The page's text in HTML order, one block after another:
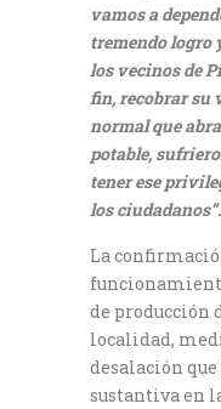
vamos a
tremendo logro
los vecinos de
fin, recobrar su
normal que
potable,
tener ese
los ciudadanos”.
La
de producción
localidad,
desalación
sustantiva en